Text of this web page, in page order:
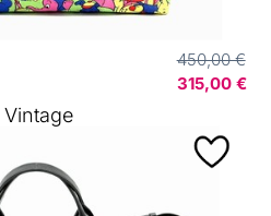
450,00 €
315,00 €
Vintage